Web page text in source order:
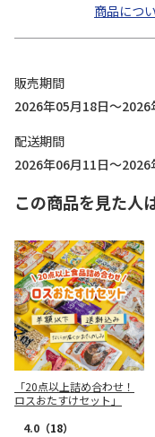
商品につ
販売期間
2026年05月18日～2026
配送期間
2026年06月11日～2026
この商品を見た人
「20点以上詰め合わせ！
ロスおたすけセット」
4.0 （18）